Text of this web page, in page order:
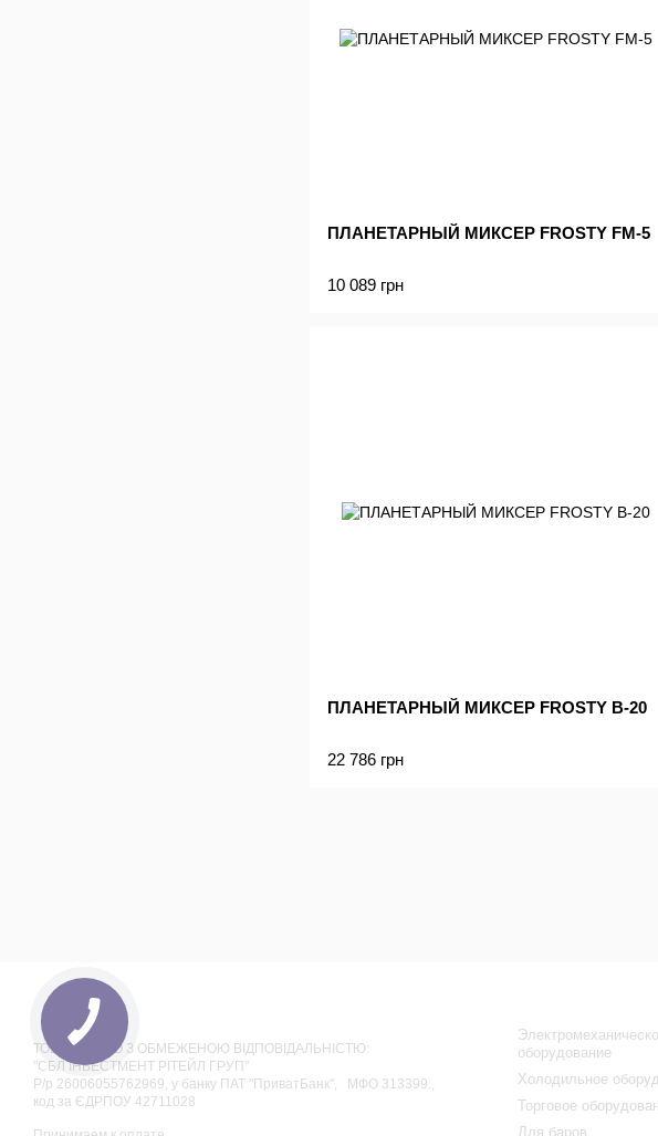
ПЛАНЕТАРНЫЙ МИКСЕР FROSTY FM-5
10 089 грн
ПЛАНЕТАРНЫЙ МИКСЕР FROSTY B-20
22 786 грн
ТОВАРИСТВО З ОБМЕЖЕНОЮ ВІДПОВІДАЛЬНІСТЮ:
"СБЛ ІНВЕСТМЕНТ РІТЕЙЛ ГРУП"
Р/р 26006055762969, у банку ПАТ "ПриватБанк", МФО 313399.,
код за ЄДРПОУ 42711028
оборудование
Холодильное
Торговое
Для баров